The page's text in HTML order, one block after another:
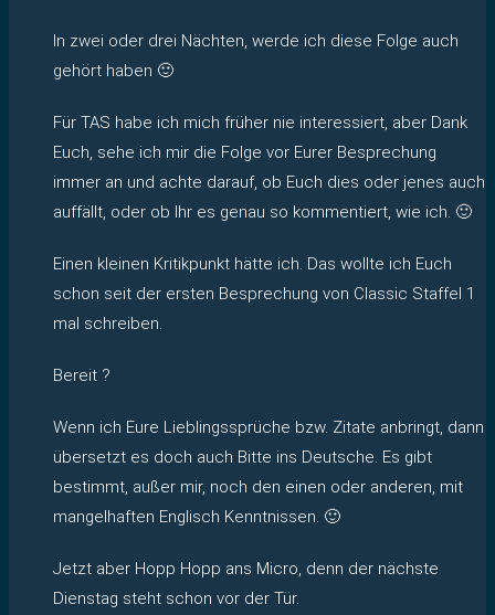
In zwei oder drei Nächten, werde ich diese Folge auch
gehört haben 🙂
Für TAS habe ich mich früher nie interessiert, aber Dank
Euch, sehe ich mir die Folge vor Eurer Besprechung
immer an und achte darauf, ob Euch dies oder jenes auch
auffällt, oder ob Ihr es genau so kommentiert, wie ich. 🙂
Einen kleinen Kritikpunkt hätte ich. Das wollte ich Euch
schon seit der ersten Besprechung von Classic Staffel 1
mal schreiben.
Bereit ?
Wenn ich Eure Lieblingssprüche bzw. Zitate anbringt, dann
übersetzt es doch auch Bitte ins Deutsche. Es gibt
bestimmt, außer mir, noch den einen oder anderen, mit
mangelhaften Englisch Kenntnissen. 🙂
Jetzt aber Hopp Hopp ans Micro, denn der nächste
Dienstag steht schon vor der Tür.